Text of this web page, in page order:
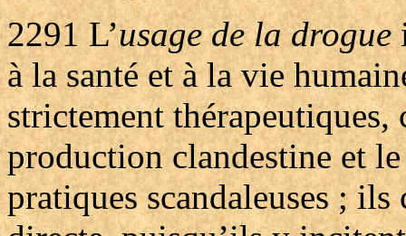
2291 L’usage de la drogue
à la santé et à la vie
strictement thérapeutiques,
production clandestine et
pratiques scandaleuses ;